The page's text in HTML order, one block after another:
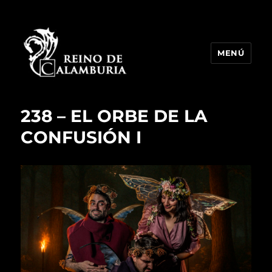
MENÚ
238 – EL ORBE DE LA
CONFUSIÓN I